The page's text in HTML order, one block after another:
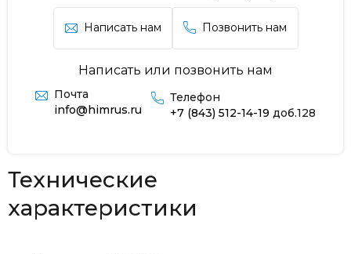
Написать нам Позвонить нам
Написать или позвонить нам
Почта
info@himrus.ru
Телефон
+7 (843) 512-14-19 доб.128
Технические
характеристики